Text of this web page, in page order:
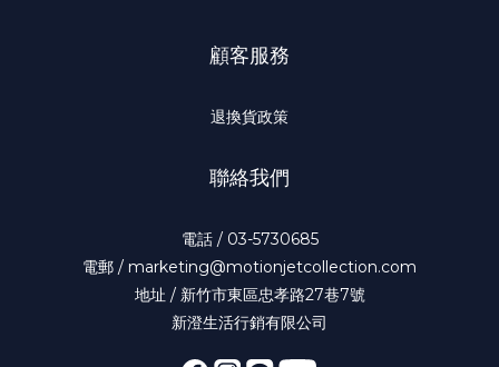
顧客服務
退換貨政策
聯絡我們
電話 / 03-5730685
電郵 / marketing@motionjetcollection.com
地址 / 新竹市東區忠孝路27巷7號
新澄生活行銷有限公司